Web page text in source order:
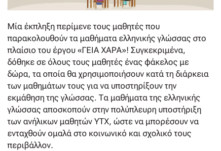
Μία έκπληξη περίμενε τους μαθητές που
παρακολουθούν τα μαθήματα ελληνικής γλώσσας στο
πλαίσιο του έργου «ΓΕΙΑ ΧΑΡΑ»! Συγκεκριμένα,
δόθηκε σε όλους τους μαθητές ένας φάκελος με
δώρα, τα οποία θα χρησιμοποιήσουν κατά τη διάρκεια
των μαθημάτων τους για να υποστηρίξουν την
εκμάθηση της γλώσσας. Τα μαθήματα της ελληνικής
γλώσσας αποσκοπούν στην πολύπλευρη υποστήριξη
των ανήλικων μαθητών ΥΤΧ, ώστε να μπορέσουν να
ενταχθούν ομαλά στο κοινωνικό και σχολικό τους
περιβάλλον.